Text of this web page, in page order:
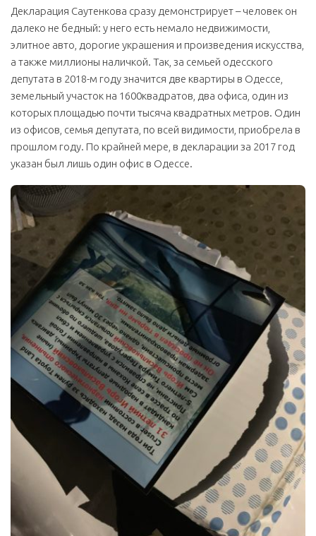
Декларация Саутенкова сразу демонстрирует – человек он
далеко не бедный: у него есть немало недвижимости,
элитное авто, дорогие украшения и произведения искусства,
а также миллионы наличкой. Так, за семьей одесского
депутата в 2018-м году значится две квартиры в Одессе,
земельный участок на 1600квадратов, два офиса, один из
которых площадью почти тысяча квадратных метров. Один
из офисов, семья депутата, по всей видимости, приобрела в
прошлом году. По крайней мере, в декларации за 2017 год
указан был лишь один офис в Одессе.